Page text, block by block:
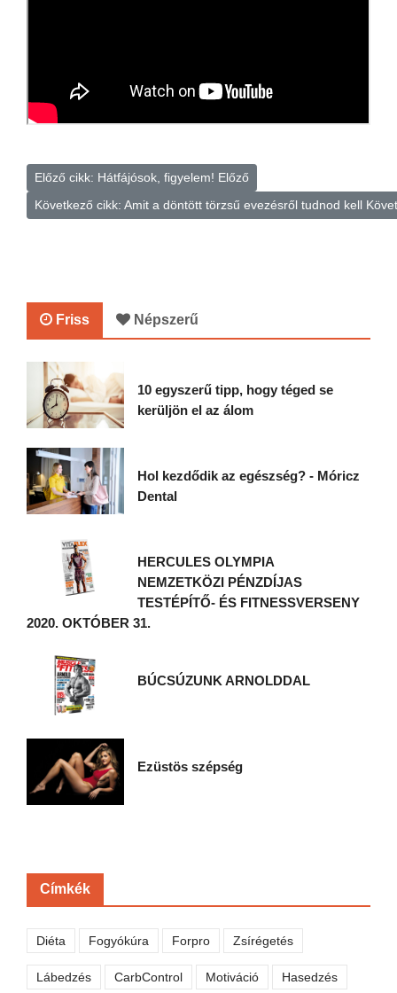
Előző cikk: Hátfájósok, figyelem! Előző
Következő cikk: Amit a döntött törzsű evezésről tudnod kell
Friss Népszerű
10 egyszerű tipp, hogy téged se
kerüljön el az álom
Hol kezdődik az egészség? - Móricz
Dental
HERCULES OLYMPIA
NEMZETKÖZI PÉNZDÍJAS
TESTÉPÍTŐ- ÉS FITNESSVERSENY
2020. OKTÓBER 31.
BÚCSÚZUNK ARNOLDDAL
Ezüstös szépség
Címkék
Diéta Fogyókúra Forpro Zsírégetés
Lábedzés CarbControl Motiváció Hasedzés